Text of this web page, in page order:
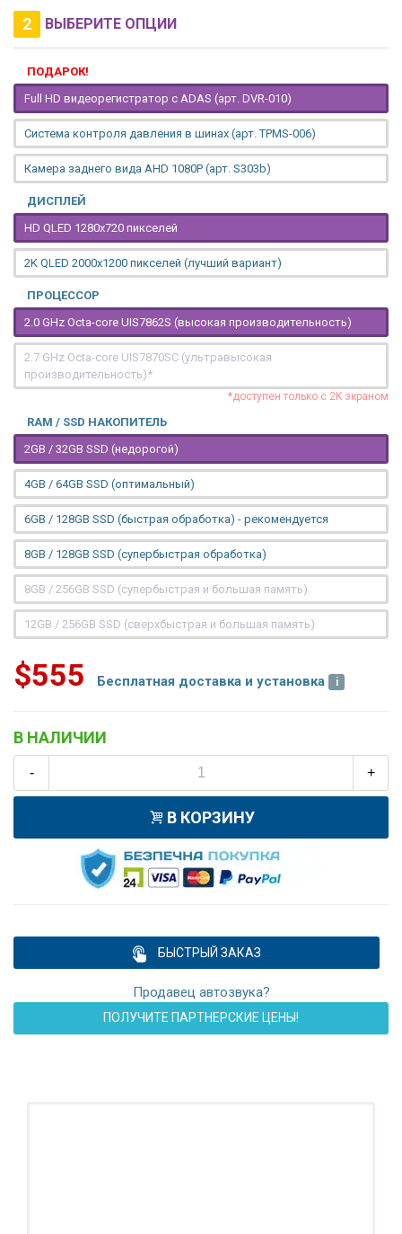
2 ВЫБЕРИТЕ ОПЦИИ
ПОДАРОК!
Full HD видеорегистратор с ADAS (арт. DVR-010)
Система контроля давления в шинах (арт. TPMS-006)
Камера заднего вида AHD 1080P (арт. S303b)
ДИСПЛЕЙ
HD QLED 1280x720 пикселей
2K QLED 2000х1200 пикселей (лучший вариант)
ПРОЦЕССОР
2.0 GHz Octa-core UIS7862S (высокая производительность)
2.7 GHz Octa-core UIS7870SC (ультравысокая
производительность)*
*доступен только с 2K экраном
RAM / SSD НАКОПИТЕЛЬ
2GB / 32GB SSD (недорогой)
4GB / 64GB SSD (оптимальный)
6GB / 128GB SSD (быстрая обработка) - рекомендуется
8GB / 128GB SSD (супербыстрая обработка)
8GB / 256GB SSD (супербыстрая и большая память)
12GB / 256GB SSD (сверхбыстрая и большая память)
$555 Бесплатная доставка и установка
В НАЛИЧИИ
- +
В КОРЗИНУ
БЫСТРЫЙ ЗАКАЗ
Продавец автозвука?
ПОЛУЧИТЕ ПАРТНЕРСКИЕ ЦЕНЫ!